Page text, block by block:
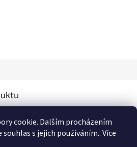
cookie. Dalším procházením
s jejich používáním.. Více